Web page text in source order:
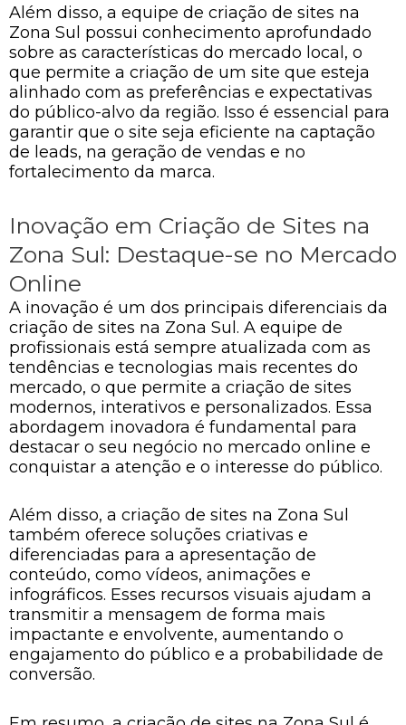
Além disso, a equipe de criação de sites na
Zona Sul possui conhecimento aprofundado
sobre as características do mercado local, o
que permite a criação de um site que esteja
alinhado com as preferências e expectativas
do público-alvo da região. Isso é essencial para
garantir que o site seja eficiente na captação
de leads, na geração de vendas e no
fortalecimento da marca.
Inovação em Criação de Sites na
Zona Sul: Destaque-se no Mercado
Online
A inovação é um dos principais diferenciais da
criação de sites na Zona Sul. A equipe de
profissionais está sempre atualizada com as
tendências e tecnologias mais recentes do
mercado, o que permite a criação de sites
modernos, interativos e personalizados. Essa
abordagem inovadora é fundamental para
destacar o seu negócio no mercado online e
conquistar a atenção e o interesse do público.
Além disso, a criação de sites na Zona Sul
também oferece soluções criativas e
diferenciadas para a apresentação de
conteúdo, como vídeos, animações e
infográficos. Esses recursos visuais ajudam a
transmitir a mensagem de forma mais
impactante e envolvente, aumentando o
engajamento do público e a probabilidade de
conversão.